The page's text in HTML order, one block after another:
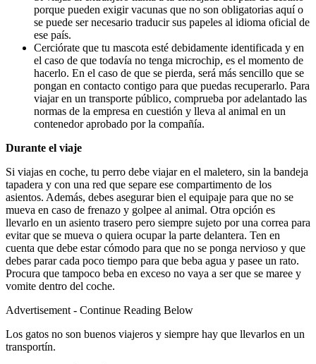
porque pueden exigir vacunas que no son obligatorias aquí o
se puede ser necesario traducir sus papeles al idioma oficial de
ese país.
Cerciórate que tu mascota esté debidamente identificada y en
el caso de que todavía no tenga microchip, es el momento de
hacerlo. En el caso de que se pierda, será más sencillo que se
pongan en contacto contigo para que puedas recuperarlo. Para
viajar en un transporte público, comprueba por adelantado las
normas de la empresa en cuestión y lleva al animal en un
contenedor aprobado por la compañía.
Durante el viaje
Si viajas en coche, tu perro debe viajar en el maletero, sin la bandeja
tapadera y con una red que separe ese compartimento de los
asientos. Además, debes asegurar bien el equipaje para que no se
mueva en caso de frenazo y golpee al animal. Otra opción es
llevarlo en un asiento trasero pero siempre sujeto por una correa para
evitar que se mueva o quiera ocupar la parte delantera. Ten en
cuenta que debe estar cómodo para que no se ponga nervioso y que
debes parar cada poco tiempo para que beba agua y pasee un rato.
Procura que tampoco beba en exceso no vaya a ser que se maree y
vomite dentro del coche.
Advertisement - Continue Reading Below
Los gatos no son buenos viajeros y siempre hay que llevarlos en un
transportín.